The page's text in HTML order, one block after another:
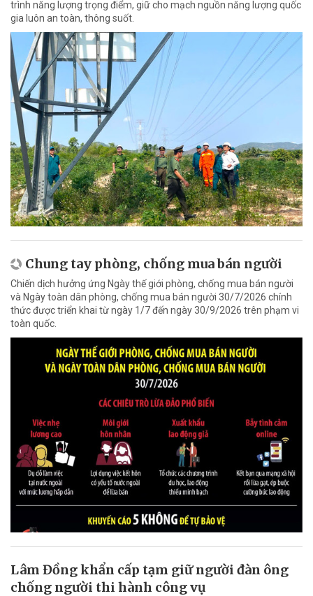
trình năng lượng trọng điểm, giữ cho mạch nguồn năng lượng quốc
gia luôn an toàn, thông suốt.
Chung tay phòng, chống mua bán người
Chiến dịch hưởng ứng Ngày thế giới phòng, chống mua bán người
và Ngày toàn dân phòng, chống mua bán người 30/7/2026 chính
thức được triển khai từ ngày 1/7 đến ngày 30/9/2026 trên phạm vi
toàn quốc.
Lâm Đồng khẩn cấp tạm giữ người đàn ông
chống người thi hành công vụ